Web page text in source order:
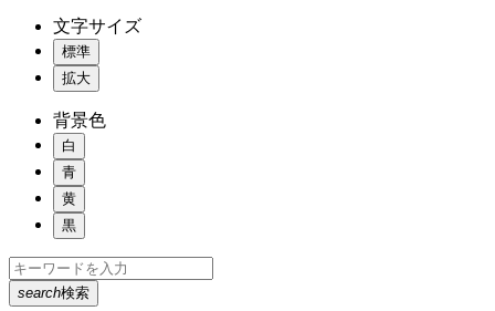
文字サイズ
標準
拡大
背景色
白
青
黄
黒
search検索